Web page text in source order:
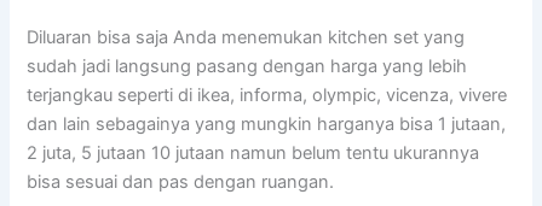
Diluaran bisa saja Anda menemukan kitchen set yang
sudah jadi langsung pasang dengan harga yang lebih
terjangkau seperti di ikea, informa, olympic, vicenza, vivere
dan lain sebagainya yang mungkin harganya bisa 1 jutaan,
2 juta, 5 jutaan 10 jutaan namun belum tentu ukurannya
bisa sesuai dan pas dengan ruangan.